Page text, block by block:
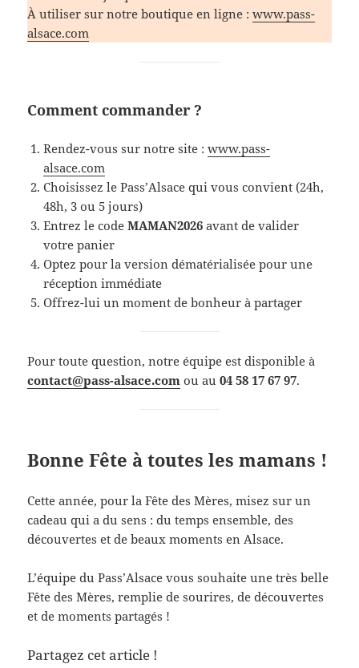
À utiliser sur notre boutique en ligne :www.pass-
alsace.com
Comment commander ?
Rendez-vous sur notre site :www.pass-
alsace.com
Choisissez le Pass’Alsace qui vous convient (24h,
48h, 3 ou 5 jours)
Entrez le codeMAMAN2026 avant de valider
votre panier
Optez pour la version dématérialisée pour une
réception immédiate
Offrez-lui un moment de bonheur à partager
Pour toute question, notre équipe est disponible à
contact@pass-alsace.com ou au04 58 17 67 97.
Bonne Fête à toutes les mamans !
Cette année, pour la Fête des Mères, misez sur un
cadeau qui a du sens : du temps ensemble, des
découvertes et de beaux moments en Alsace.
L’équipe du Pass’Alsace vous souhaite une très belle
Fête des Mères, remplie de sourires, de découvertes
et de moments partagés !
Partagez cet article !